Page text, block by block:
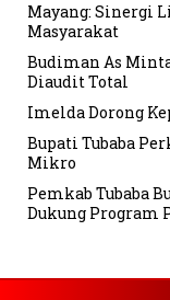
Mayang: Sinergi
Masyarakat
Budiman As
Diaudit Total
Imelda Dorong
Bupati Tubaba
Mikro
Pemkab Tubaba
Dukung Program